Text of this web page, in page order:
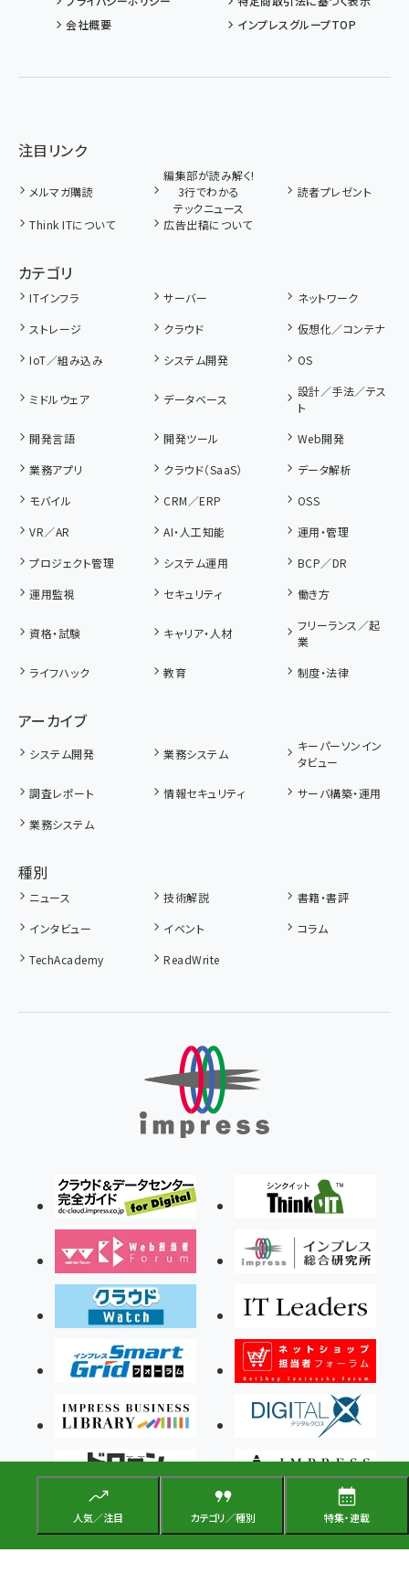
人気／注目 カテゴリ／種別 特集・連載
会社概要
インプレスグループTOP
注目リンク
メルマガ購読
編集部が読み解く!
3行でわかる
テックニュース
読者プレゼント
Think ITについて 広告出稿について
カテゴリ
ITインフラ サーバー
ネットワーク
ストレージ
クラウド
仮想化／コンテナ
IoT／組み込み
システム開発 OS
ミドルウェア データベース
設計／手法／テス
ト
開発言語
開発ツール
Web開発
業務アプリ
クラウド（SaaS）
データ解析
モバイル
CRM／ERP
OSS
VR／AR
AI・人工知能
運用・管理
プロジェクト管理
システム運用
BCP／DR
運用監視
セキュリティ 働き方
資格・試験 キャリア・人材
フリーランス／起
業
ライフハック
教育 制度・法律
アーカイブ
システム開発 業務システム
キーパーソンイン
タビュー
調査レポート
情報セキュリティ
サーバ構築・運用
業務システム
種別
ニュース 技術解説
書籍・書評
インタビュー
イベント
コラム
TechAcademy
ReadWrite